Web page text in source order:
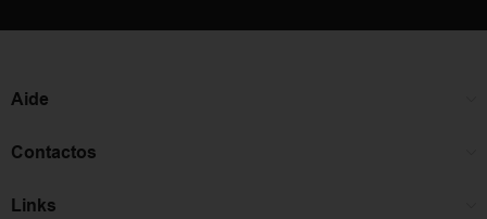
Aide
Contactos
Links